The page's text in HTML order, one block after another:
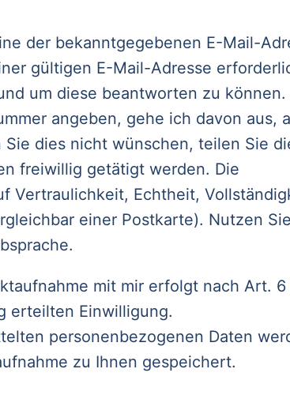
der bekanntgegebenen E-Mail-
gültigen E-Mail-Adresse
um diese beantworten zu können.
angeben, gehe ich davon aus,
dies nicht wünschen, teilen Sie
freiwillig getätigt werden. Die
Vertraulichkeit, Echtheit,
einer Postkarte). Nutzen
mit mir erfolgt nach Art. 6
erteilten Einwilligung.
personenbezogenen Daten
zu Ihnen gespeichert.